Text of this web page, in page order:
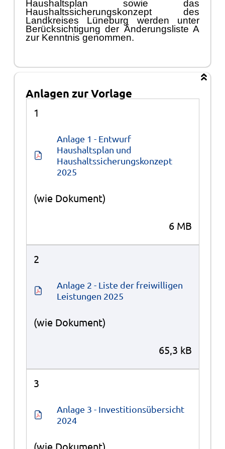
Haushaltsplan sowie das
Haushaltssicherungskonzept des
Landkreises Lüneburg werden unter
Berücksichtigung der Änderungsliste A
zur Kenntnis genommen.
Anlagen zur Vorlage
1
Anlage 1 - Entwurf
Haushaltsplan und
Haushaltssicherungskonzept
2025
(wie Dokument)
6 MB
2
Anlage 2 - Liste der freiwilligen
Leistungen 2025
(wie Dokument)
65,3 kB
3
Anlage 3 - Investitionsübersicht
2024
(wie Dokument)